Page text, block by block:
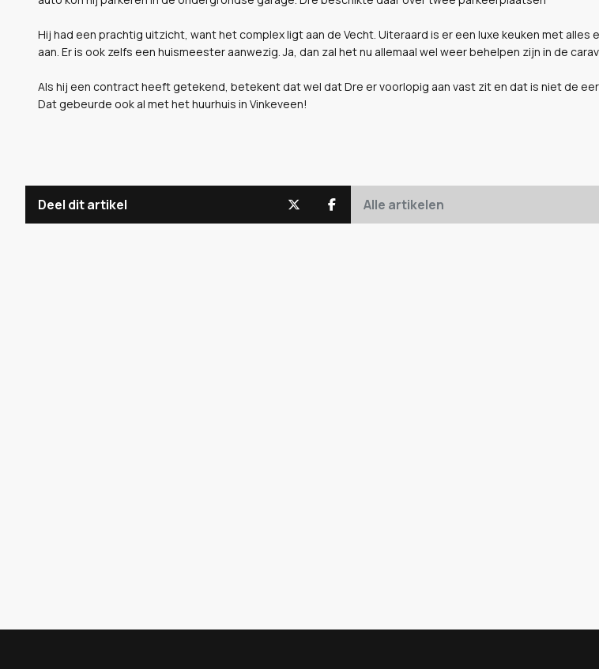
Hij had een prachtig uitzicht, want het complex ligt aan de Vecht. Uiteraard is er een luxe keuken met alles
aan. Er is ook zelfs een huismeester aanwezig. Ja, dan zal het nu allemaal wel weer behelpen zijn in de
Als hij een contract heeft getekend, betekent dat wel dat Dre er voorlopig aan vast zit en dat is niet de
Dat gebeurde ook al met het huurhuis in Vinkeveen!
Deel dit artikel Alle artikelen